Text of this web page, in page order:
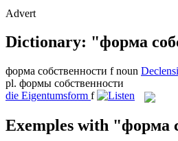
Advert
Dictionary: "форма
форма собственности f noun
pl. формы собственности
die Eigentumsform f
Exemples with "форма